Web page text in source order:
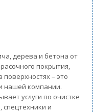
дерева и бетона от
покрытия,
– это
нашей компании.
услуги по очистке
и